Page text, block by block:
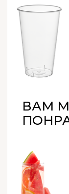
ВАМ